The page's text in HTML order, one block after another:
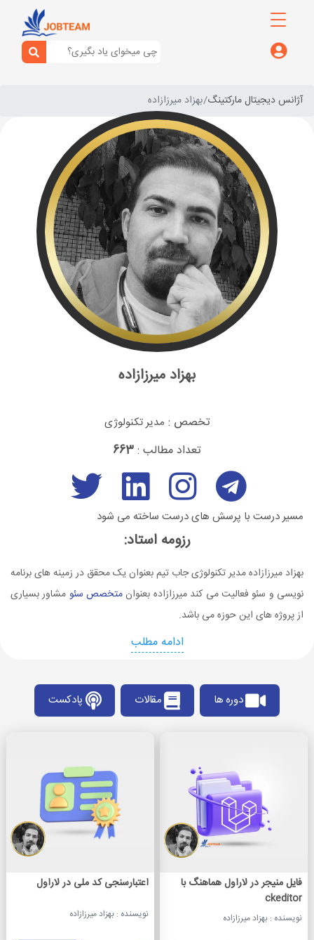
آژانس دیجیتال مارکتینگ بهزاد میرزازاده
بهزاد میرزازاده
تخصص : مدیر تکنولوژی
تعداد مطالب :663
مسیر درست با پرسش های درست ساخته می شود
رزومه استاد:
بهزاد میرزازاده مدیر تکنولوژی جاب تیم بعنوان یک محقق در زمینه های برنامه
نویسی و سئو فعالیت می کند میرزازاده بعنوانمتخصص سئو مشاور بسیاری
از پروژه های این حوزه می باشد.
ادامه مطلب
دوره ها مقالات پادکست
فایل منیجر در لاراول هماهنگ با
ckeditor
نویسنده : بهزاد میرزازاده
اعتبارسنجی کد ملی در لاراول
نویسنده : بهزاد میرزازاده